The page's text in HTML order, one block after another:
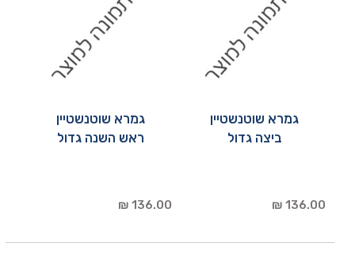
גמרא שוטנשטיין
ביצה גדול
136.00 ₪
גמרא שוטנשטיין
ראש השנה גדול
136.00 ₪